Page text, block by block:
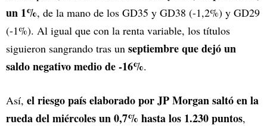
un 1%, de la mano de los GD35 y GD38 (-1,2%) y GD29
(-1%). Al igual que con la renta variable, los títulos
siguieron sangrando tras un septiembre que dejó un
saldo negativo medio de -16%.
Así, el riesgo país elaborado por JP Morgan saltó en la
rueda del miércoles un 0,7% hasta los 1.230 puntos,